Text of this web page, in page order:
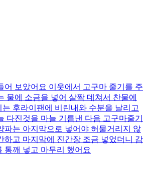
어 보았어요 이웃에서 고구마 줄기를 주
물에 소금을 넣어 살짝 데쳐서 찬물에
후라이팬에 비린내와 수분을 날리고
다진것을 마늘 기름낸 다음 고구마줄기
파는 아지막으로 넣어야 허물거리지 않
하고 마지막에 진간장 조금 넣었더니 감
통깨 넣고 마무리 했어요